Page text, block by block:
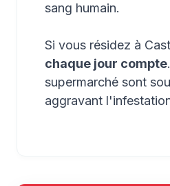
sang humain.
Si vous résidez à
chaque jour compte
supermarché sont
aggravant